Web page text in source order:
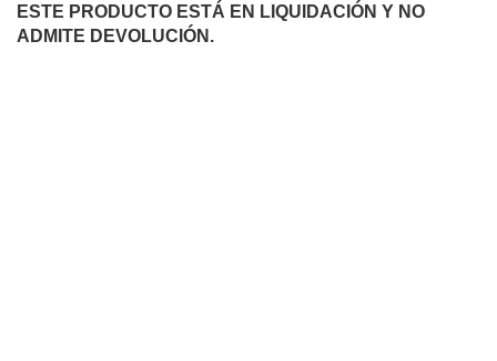
ESTE PRODUCTO ESTÁ EN LIQUIDACIÓN Y NO
ADMITE DEVOLUCIÓN.